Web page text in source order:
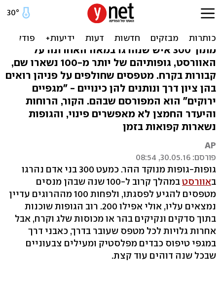
על ההר, לתמיד: הגופות
שנשארות באוורסט לנצח
מתוך 300 איש שנהרגו במאה האחרונה על
האוורסט, גופותיהם של יותר מ-100 נשארו שם,
קבורות בקרח. מטפסים שחולפים על פניהן רואים
בהן ציון דרך ונותנים להן כינויים - "מגפיים
ירוקים" הוא המפורסם שבהם. הקור, הרוחות
והיעדר החמצן לא מאפשרים פינוי, והגופות
נשארות קפואות בזמן
AP
פורסם: 30.05.16, 08:54
גופות-גופות מנוקד ההר. כמעט 300 בני אדם נהרגו
באוורסט
במהלך קרוב ל-100 שנה שבהן מנסים
מטפסים להגיע לפסגתו, ולפחות 100 מההרוגים עדיין
נמצאים עליו, אולי אפילו 200. רוב הגופות שוכנות
בתוך סדקים ונקיקים בהר או מכוסות שלג וקרח, אבל
אחרות גלויות לכל מטפס שעובר בדרך, כאבני דרך
במגפי טיפוס כבדים מפלסטיק ומעילים צבעוניים
שבכל שנה דוהים עוד קצת.